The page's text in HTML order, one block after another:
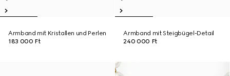
Armband mit Kristallen und Perlen
183 000 Ft
Armband mit Steigbügel-Detail
240 000 Ft